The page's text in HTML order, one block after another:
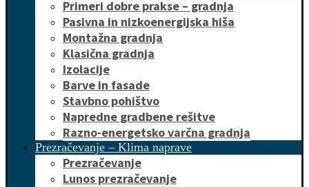
Primeri dobre prakse – gradnja
Pasivna in nizkoenergijska hiša
Montažna gradnja
Klasična gradnja
Izolacije
Barve in fasade
Stavbno pohištvo
Napredne gradbene rešitve
Razno-energetsko varčna gradnja
Prezračevanje – Klima naprave
Prezračevanje
Lunos prezračevanje